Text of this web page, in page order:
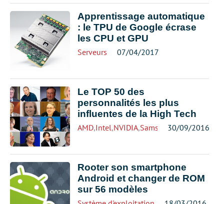
Apprentissage automatique
: le TPU de Google écrase
les CPU et GPU
Serveurs 07/04/2017
Le TOP 50 des
personnalités les plus
influentes de la High Tech
AMD,Intel,NVIDIA,Samsung30/09/2016
Rooter son smartphone
Android et changer de ROM
sur 56 modèles